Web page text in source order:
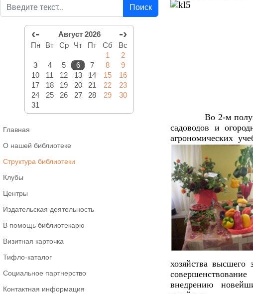
Поиск
‹- Август 2026 -›
Пн Вт Ср Чт Пт Сб
Вс
1
2
3
4 5 6 7 8
9
10
11 12 13 14 15
16
17
18 19 20 21 22
23
24
25 26 27 28 29
30
31
Главная
О нашей библиотеке
Структура библиотеки
Клубы
Центры
Издательская деятельность
В помощь библиотекарю
Визитная карточка
Тифло-каталог
Социальное партнерство
Контактная информация
Во 2-м
садоводов и
агрономических
хозяйства высшего
внедрению